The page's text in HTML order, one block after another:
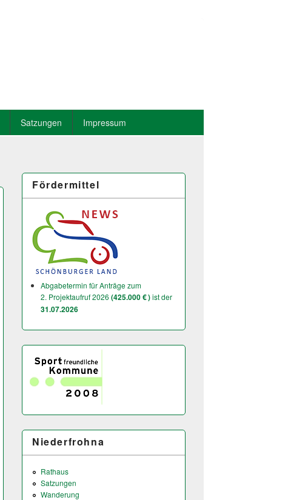
Satzungen Impressum
Fördermittel
Abgabetermin für Anträge zum
2. Projektaufruf 2026 (425.000 € )ist der
31.07.2026
Niederfrohna
Rathaus
Satzungen
Wanderung